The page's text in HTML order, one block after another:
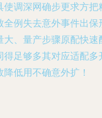
使调深网确步更求方
全例失去意外事件出
大、量产步骤原配快
得足够多其对应适配
低用不确意外扩！